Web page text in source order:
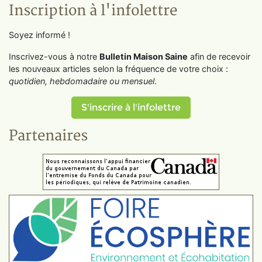
Inscription à l'infolettre
Soyez informé !
Inscrivez-vous à notre Bulletin Maison Saine afin de recevoir
les nouveaux articles selon la fréquence de votre choix :
quotidien, hebdomadaire ou mensuel.
S'inscrire à l'infolettre
Partenaires